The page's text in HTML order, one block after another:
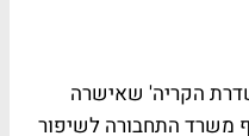
הקריה' שאישרה
משרד התחבורה לשיפור